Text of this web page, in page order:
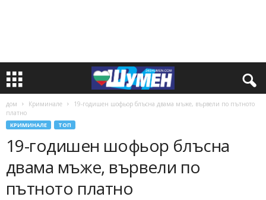
дом Криминале
19-годишен шофьор блъсна двама мъже, вървели по пътното
платно
КРИМИНАЛЕ ТОП
19-годишен шофьор блъсна
двама мъже, вървели по
пътното платно